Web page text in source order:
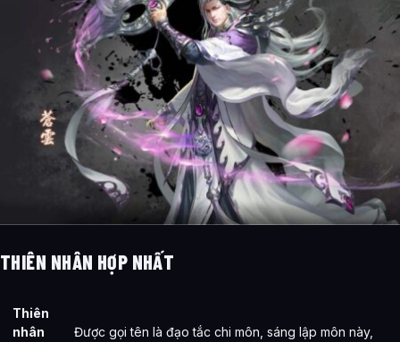
THIÊN NHÂN HỢP NHẤT
Thiên
nhân
Được gọi tên là đạo tắc chi môn, sáng lập môn này,